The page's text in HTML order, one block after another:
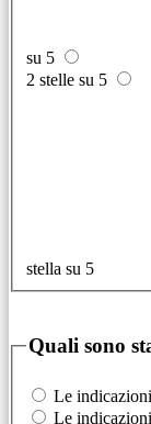
su 5
2 stelle su 5
stella su 5
Quali sono
Le
Le